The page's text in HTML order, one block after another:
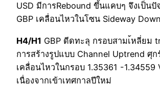
USD มีการRebound ขึ้นแคบๆ จึงเป็น
GBP เคลื่อนไหวในโซน Sideway
H4/H1 GBP ดีดทะลุ กรอบสามเ้หลี่ยม
การสร้างรูปแบบ Channel Uptrend ศุ
เคลื่อนไหวในกรอบ 1.35361 -1.34559
เนื่องจากเข้าเทศกาลปีใหม่